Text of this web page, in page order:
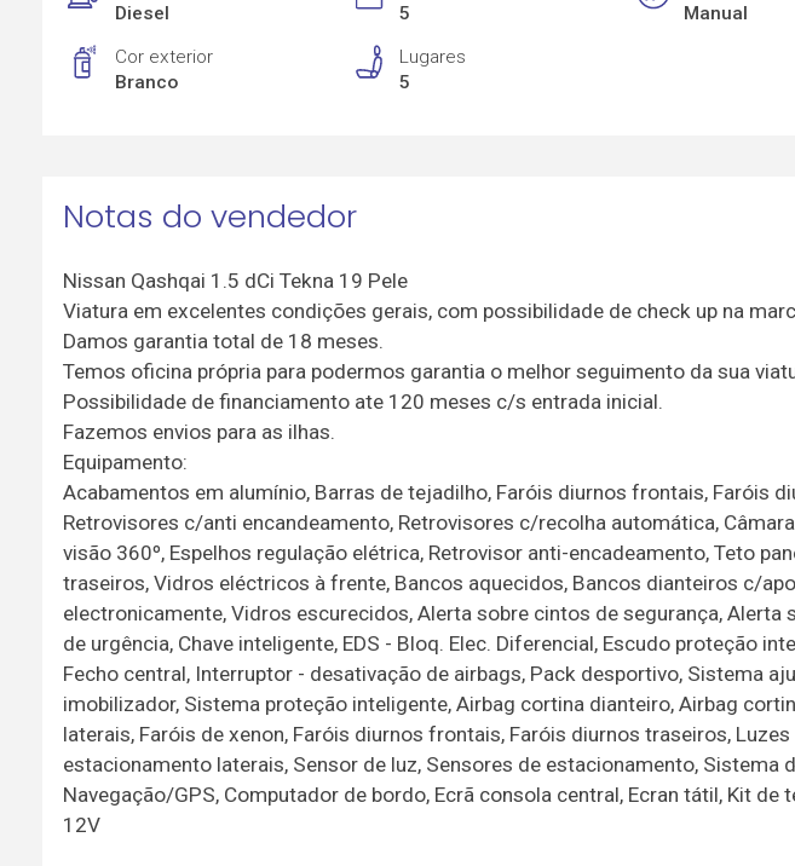
Diesel
5
Manual
Cor exterior
Branco
Lugares
5
Notas do vendedor
Nissan Qashqai 1.5 dCi Tekna 19 Pele
Viatura em excelentes condições gerais, com possibilidade de check up na
Damos garantia total de 18 meses.
Temos oficina própria para podermos garantia o melhor seguimento da sua
Possibilidade de financiamento ate 120 meses c/s entrada inicial.
Fazemos envios para as ilhas.
Equipamento:
Acabamentos em alumínio, Barras de tejadilho, Faróis diurnos frontais, Faróis
Retrovisores c/anti encandeamento, Retrovisores c/recolha automática,
visão 360º, Espelhos regulação elétrica, Retrovisor anti-encadeamento, Teto
traseiros, Vidros eléctricos à frente, Bancos aquecidos, Bancos dianteiros c/
electronicamente, Vidros escurecidos, Alerta sobre cintos de segurança, Alerta
de urgência, Chave inteligente, EDS - Bloq. Elec. Diferencial, Escudo proteção
Fecho central, Interruptor - desativação de airbags, Pack desportivo, Sistema
imobilizador, Sistema proteção inteligente, Airbag cortina dianteiro, Airbag
laterais, Faróis de xenon, Faróis diurnos frontais, Faróis diurnos traseiros, Luzes
estacionamento laterais, Sensor de luz, Sensores de estacionamento, Sistema
Navegação/GPS, Computador de bordo, Ecrã consola central, Ecran tátil, Kit de
12V